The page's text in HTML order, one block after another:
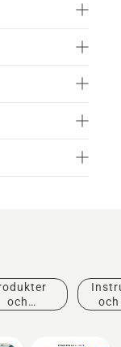
3,0 Ah. Det
ett batteri
och